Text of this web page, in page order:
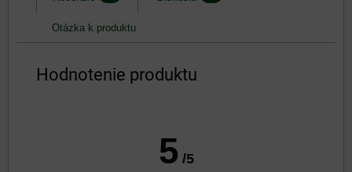
Otázka k produktu
Hodnotenie produktu
5 /5